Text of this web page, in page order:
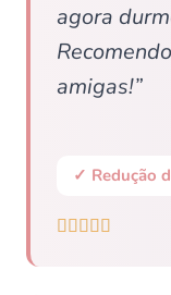
agora
amigas!”
✓ Redução
